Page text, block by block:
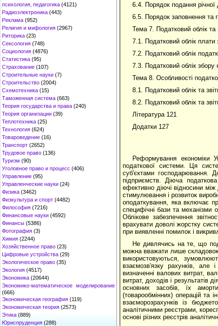
психология, педагогика (4121)
Радиоэлектроника (443)
Реклама (952)
Религия и мифология (2967)
Риторика (23)
Сексология (748)
Социология (4876)
Статистика (95)
Страхование (107)
Строительные науки (7)
Строительство (2004)
Схемотехника (15)
Таможенная система (663)
Теория государства и права (240)
Теория организации (39)
Теплотехника (25)
Технология (624)
Товароведение (16)
Транспорт (2652)
Трудовое право (136)
Туризм (90)
Уголовное право и процесс (406)
Управление (95)
Управленческие науки (24)
Физика (3462)
Физкультура и спорт (4482)
Философия (7216)
Финансовые науки (4592)
Финансы (5386)
Фотография (3)
Химия (2244)
Хозяйственное право (23)
Цифровые устройства (29)
Экологическое право (35)
Экология (4517)
Экономика (20644)
Экономико-математическое моделирование
(666)
Экономическая география (119)
Экономическая теория (2573)
Этика (889)
Юриспруденция (288)
6.4. Порядок подання річної
6.5. Порядок заповнення та
Тема 7. Податковий облік та
7.1. Податковий облік
7.2. Податковий облік
7.3. Податковий облік збору
Тема 8. Особливості
8.1. Податковий облік та
8.2. Податковий облік та
Література 121
Додатки 127
Реформування економіки
податкової системи. Ця
суб'єктами господарювання.
підприємств. Діюча
ефективно діючі відносини
стимулювання і розвиток
оподаткування, яка включає
специфічні бази та механізми
Облікове забезпечення
врахувати доволі жорстку
при виявленні помилок і
Не дивлячись на те, що
можна вважати лише складовою
використовуються,
взаємозв'язку рахунків, але
визначенні валових витрат,
витрат, доходів і результатів
основних засобів, їх
(товарообмінних) операцій та
взаєморозрахунків із
аналітичними реєстрами,
основі різних реєстрів